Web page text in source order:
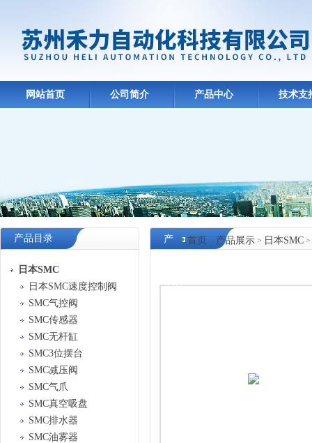
网站首页 公司简介 产品中心 技术支
产品目录
日本SMC
日本SMC速度控制阀
SMC气控阀
SMC传感器
SMC无杆缸
SMC3位摆台
SMC减压阀
SMC气爪
SMC真空吸盘
SMC排水器
SMC油雾器
首页 > 产品展示 > 日本SMC >
产
中心